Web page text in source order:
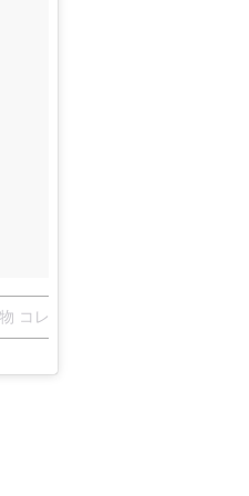
コレットさん